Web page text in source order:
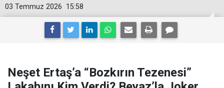
15:58
03 Temmuz 2026
Neşet Ertaş’a “Bozkırın Tezenesi”